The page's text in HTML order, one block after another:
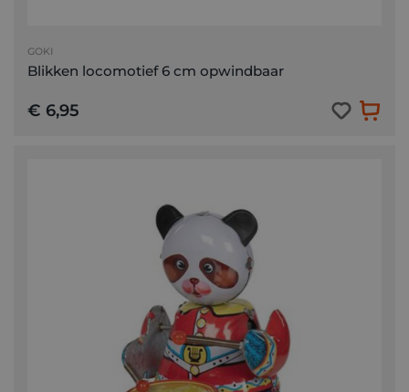
GOKI
Blikken locomotief 6 cm opwindbaar
€ 6,95